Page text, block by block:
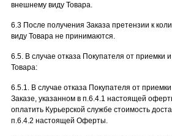
внешнему виду Товара.
6.3 После получения Заказа претензии к
виду Товара не принимаются.
6.5. В случае отказа Покупателя от приемки
Товара:
6.5.1. В случае отказа Покупателя от
Заказе, указанном в п.6.4.1 настоящей
оплатить Курьерской службе стоимость
п.6.4.2 настоящей Оферты.